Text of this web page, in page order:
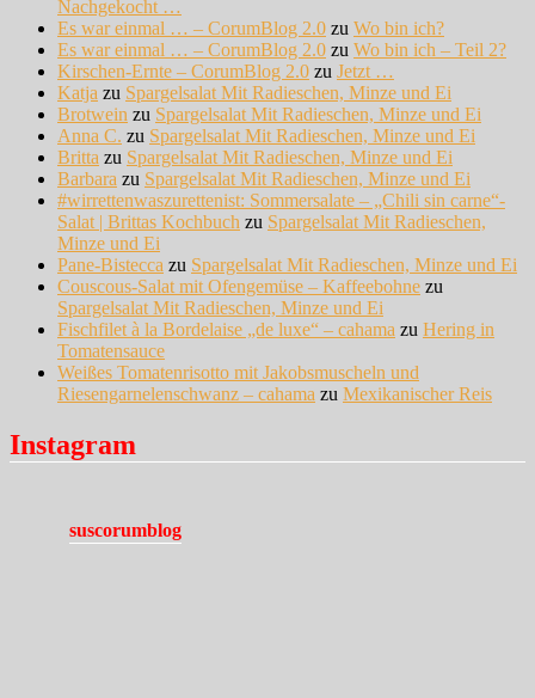
Nachgekocht …
Es war einmal … – CorumBlog 2.0 zu Wo bin ich?
Es war einmal … – CorumBlog 2.0 zu Wo bin ich – Teil 2?
Kirschen-Ernte – CorumBlog 2.0 zu Jetzt …
Katja zu Spargelsalat Mit Radieschen, Minze und Ei
Brotwein zu Spargelsalat Mit Radieschen, Minze und Ei
Anna C. zu Spargelsalat Mit Radieschen, Minze und Ei
Britta zu Spargelsalat Mit Radieschen, Minze und Ei
Barbara zu Spargelsalat Mit Radieschen, Minze und Ei
#wirrettenwaszurettenist: Sommersalate – „Chili sin carne“-
Salat | Brittas Kochbuch zu Spargelsalat Mit Radieschen,
Minze und Ei
Pane-Bistecca zu Spargelsalat Mit Radieschen, Minze und Ei
Couscous-Salat mit Ofengemüse – Kaffeebohne zu
Spargelsalat Mit Radieschen, Minze und Ei
Fischfilet à la Bordelaise „de luxe“ – cahama zu Hering in
Tomatensauce
Weißes Tomatenrisotto mit Jakobsmuscheln und
Riesengarnelenschwanz – cahama zu Mexikanischer Reis
Instagram
suscorumblog